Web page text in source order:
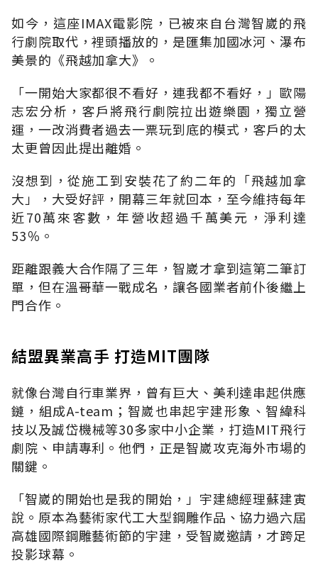
如今，這座IMAX電影院，已被來自台灣智崴的飛
行劇院取代，裡頭播放的，是匯集加國冰河、瀑布
美景的《飛越加拿大》。
「一開始大家都很不看好，連我都不看好，」歐陽
志宏分析，客戶將飛行劇院拉出遊樂園，獨立營
運，一改消費者過去一票玩到底的模式，客戶的太
太更曾因此提出離婚。
沒想到，從施工到安裝花了約二年的「飛越加拿
大」，大受好評，開幕三年就回本，至今維持每年
近70萬來客數，年營收超過千萬美元，淨利達
53％。
距離跟義大合作隔了三年，智崴才拿到這第二筆訂
單，但在溫哥華一戰成名，讓各國業者前仆後繼上
門合作。
結盟異業高手 打造MIT團隊
就像台灣自行車業界，曾有巨大、美利達串起供應
鏈，組成A-team；智崴也串起宇建形象、智緯科
技以及誠岱機械等30多家中小企業，打造MIT飛行
劇院、申請專利。他們，正是智崴攻克海外市場的
關鍵。
「智崴的開始也是我的開始，」宇建總經理蘇建寅
說。原本為藝術家代工大型鋼雕作品、協力過六屆
高雄國際鋼雕藝術節的宇建，受智崴邀請，才跨足
投影球幕。